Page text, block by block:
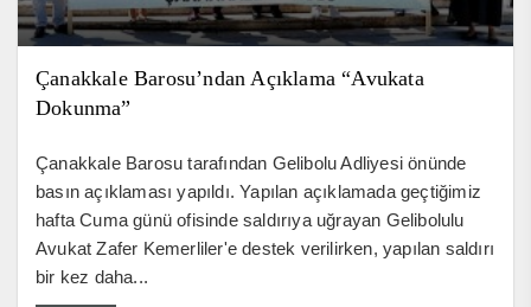
Çanakkale Barosu’ndan Açıklama “Avukata
Dokunma”
Çanakkale Barosu tarafından Gelibolu Adliyesi önünde
basın açıklaması yapıldı. Yapılan açıklamada geçtiğimiz
hafta Cuma günü ofisinde saldırıya uğrayan Gelibolulu
Avukat Zafer Kemerliler'e destek verilirken, yapılan saldırı
bir kez daha...